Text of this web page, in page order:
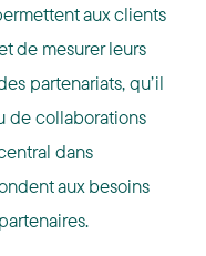
aux clients
de mesurer leurs
partenariats, qu’il
de collaborations
dans
aux besoins